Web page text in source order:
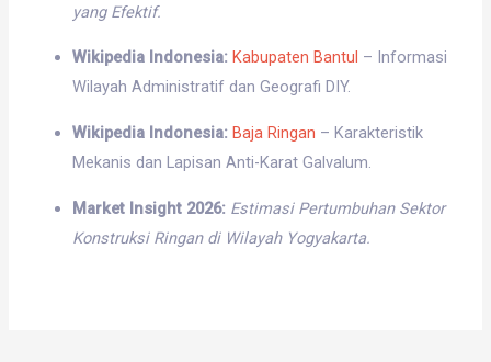
yang Efektif.
Wikipedia Indonesia: Kabupaten Bantul – Informasi
Wilayah Administratif dan Geografi DIY.
Wikipedia Indonesia: Baja Ringan – Karakteristik
Mekanis dan Lapisan Anti-Karat Galvalum.
Market Insight 2026: Estimasi Pertumbuhan Sektor
Konstruksi Ringan di Wilayah Yogyakarta.